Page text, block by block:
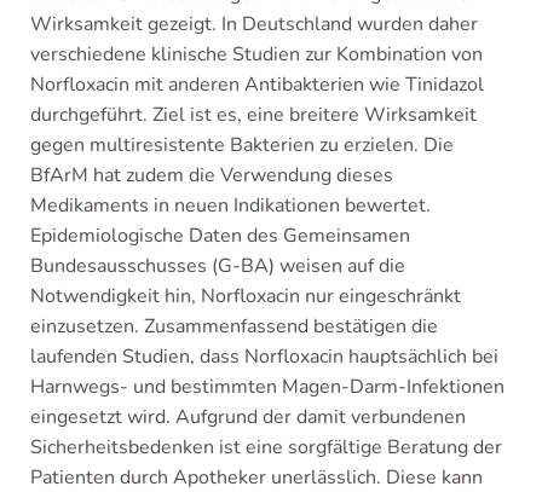
Wirksamkeit gezeigt. In Deutschland wurden daher
verschiedene klinische Studien zur Kombination von
Norfloxacin mit anderen Antibakterien wie Tinidazol
durchgeführt. Ziel ist es, eine breitere Wirksamkeit
gegen multiresistente Bakterien zu erzielen. Die
BfArM hat zudem die Verwendung dieses
Medikaments in neuen Indikationen bewertet.
Epidemiologische Daten des Gemeinsamen
Bundesausschusses (G-BA) weisen auf die
Notwendigkeit hin, Norfloxacin nur eingeschränkt
einzusetzen. Zusammenfassend bestätigen die
laufenden Studien, dass Norfloxacin hauptsächlich bei
Harnwegs- und bestimmten Magen-Darm-Infektionen
eingesetzt wird. Aufgrund der damit verbundenen
Sicherheitsbedenken ist eine sorgfältige Beratung der
Patienten durch Apotheker unerlässlich. Diese kann